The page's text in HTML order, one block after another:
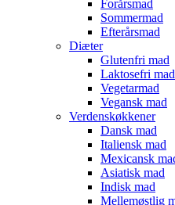
Forårsmad
Sommermad
Efterårsmad
Diæter
Glutenfri mad
Laktosefri mad
Vegetarmad
Vegansk mad
Verdenskøkkener
Dansk mad
Italiensk mad
Mexicansk
Asiatisk mad
Indisk mad
Mellemøstlig